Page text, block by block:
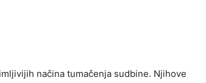
načina tumačenja sudbine. Njihove